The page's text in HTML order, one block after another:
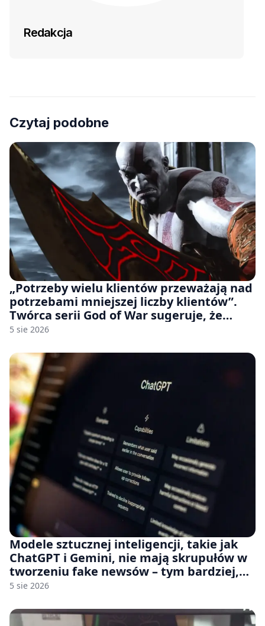
Redakcja
Czytaj podobne
„Potrzeby wielu klientów przeważają nad
potrzebami mniejszej liczby klientów”.
Twórca serii God of War sugeruje, że
rozumie, dlaczego Sony rezygnuje z gier
5 sie 2026
Modele sztucznej inteligencji, takie jak
ChatGPT i Gemini, nie mają skrupułów w
tworzeniu fake newsów – tym bardziej,
jeśli rozmawiasz z nimi po polsku
5 sie 2026